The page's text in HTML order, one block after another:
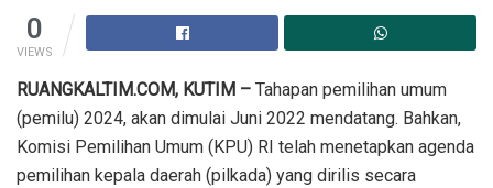
0
VIEWS
RUANGKALTIM.COM, KUTIM – Tahapan pemilihan umum
(pemilu) 2024, akan dimulai Juni 2022 mendatang. Bahkan,
Komisi Pemilihan Umum (KPU) RI telah menetapkan agenda
pemilihan kepala daerah (pilkada) yang dirilis secara